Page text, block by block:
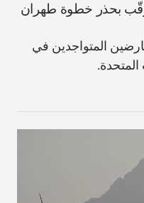
بحذر خطوة طهران
المتواجدين في
المتحدة.